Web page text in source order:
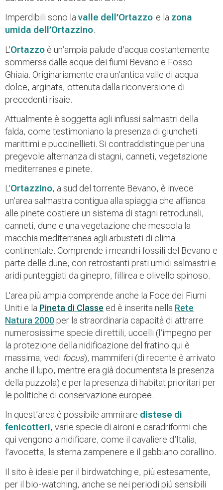
Imperdibili sono lavalle dell’Ortazzo e la zona
umida dell’Ortazzino.
L’Ortazzo è un’ampia palude d’acqua costantemente
sommersa dalle acque dei fiumi Bevano e Fosso
Ghiaia. Originariamente era un’antica valle di acqua
dolce, arginata, ottenuta dalla riconversione di
precedenti risaie.
Attualmente è soggetta agli influssi salmastri della
falda, come testimoniano la presenza di giuncheti
marittimi e puccinellieti. Si contraddistingue per una
pregevole alternanza di stagni, canneti, vegetazione
mediterranea e pinete.
L’Ortazzino, a sud del torrente Bevano, è invece
un’area salmastra contigua alla spiaggia che affianca
alle pinete costiere un sistema di stagni retrodunali,
canneti, dune e una vegetazione che mescola la
macchia mediterranea agli arbusteti di clima
continentale. Comprende i meandri fossili del Bevano e
parte delle dune, con retrostanti prati umidi salmastri e
aridi punteggiati da ginepro, fillirea e olivello spinoso.
L’area più ampia comprende anche la Foce dei Fiumi
Uniti e la Pineta di Classe ed è inserita nella Rete
Natura 2000 per la straordinaria capacità di attrarre
numerosissime specie di rettili, uccelli (l’impegno per
la protezione della nidificazione del fratino qui è
massima, vedi focus), mammiferi (di recente è arrivato
anche il lupo, mentre era già documentata la presenza
della puzzola) e per la presenza di habitat prioritari per
le politiche di conservazione europee.
In quest’area è possibile ammirare distese di
fenicotteri, varie specie di aironi e caradriformi che
qui vengono a nidificare, come il cavaliere d’Italia,
l’avocetta, la sterna zampenere e il gabbiano corallino.
Il sito è ideale per il birdwatching e, più estesamente,
per il bio-watching, anche se nei periodi più sensibili